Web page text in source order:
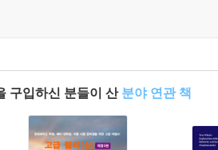
구입하신 분들이 산 분야 연관 책